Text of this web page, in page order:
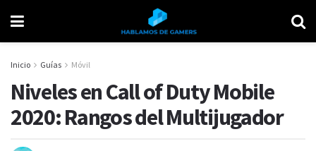
Inicio Guías Móvil
Niveles en Call of Duty Mobile
2020: Rangos del Multijugador